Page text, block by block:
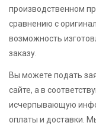
производственном
сравнению с
возможность
заказу.
Вы можете подать
сайте, а в
исчерпывающую
оплаты и доставки.